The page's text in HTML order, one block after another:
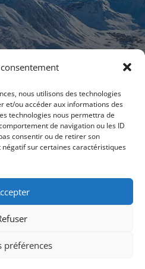
nous utilisons des technologies
et/ou accéder aux informations des
technologies nous permettra de
de navigation ou les ID
consentir ou de retirer son
sur certaines caractéristiques
préférences
mentions légales
générales